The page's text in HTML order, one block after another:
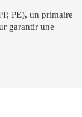
PE), un primaire
garantir une